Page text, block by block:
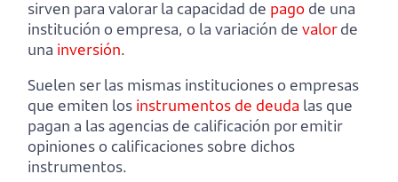
sirven para valorar la capacidad de pago de una
institución o empresa, o la variación de valorde
una inversión.
Suelen ser las mismas instituciones o empresas
que emiten los instrumentos de deuda las que
pagan a las agencias de calificación por emitir
opiniones o calificaciones sobre dichos
instrumentos.